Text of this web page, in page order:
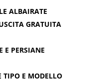
ALBAIRATE
GRATUITA
E PERSIANE
TIPO E MODELLO